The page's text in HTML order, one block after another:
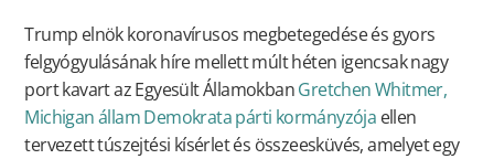
Trump elnök koronavírusos megbetegedése és gyors
felgyógyulásának híre mellett múlt héten igencsak nagy
port kavart az Egyesült ÁllamokbanGretchen Whitmer,
Michigan állam Demokrata párti kormányzója ellen
tervezett túszejtési kísérlet és összeesküvés, amelyet egy